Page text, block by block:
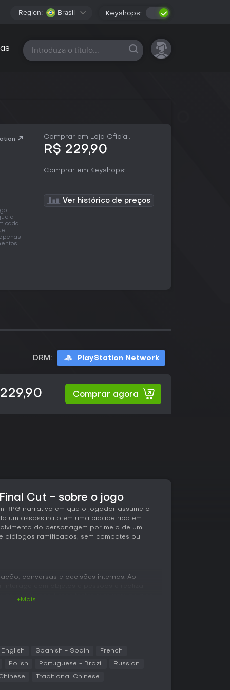
Region: Brasil Keyshops:
Todas as plataformas
a
cada
Comprar em Loja Oficial:
R$ 229,90
Comprar em Keyshops:
Ver histórico de preços
DRM: PlayStation Network
Comprar agora
Cut - sobre o jogo
RPG narrativo em que o jogador assume o
um assassinato em uma cidade rica em
do personagem por meio de um
diálogos ramificados, sem combates ou
conversas e decisões internas. Ao
As habilidades podem surgir como vozes
distribuir pontos entre os atributos ou
+Mais
English Spanish - Spain French
Polish Portuguese - Brazil Russian
Traditional Chinese